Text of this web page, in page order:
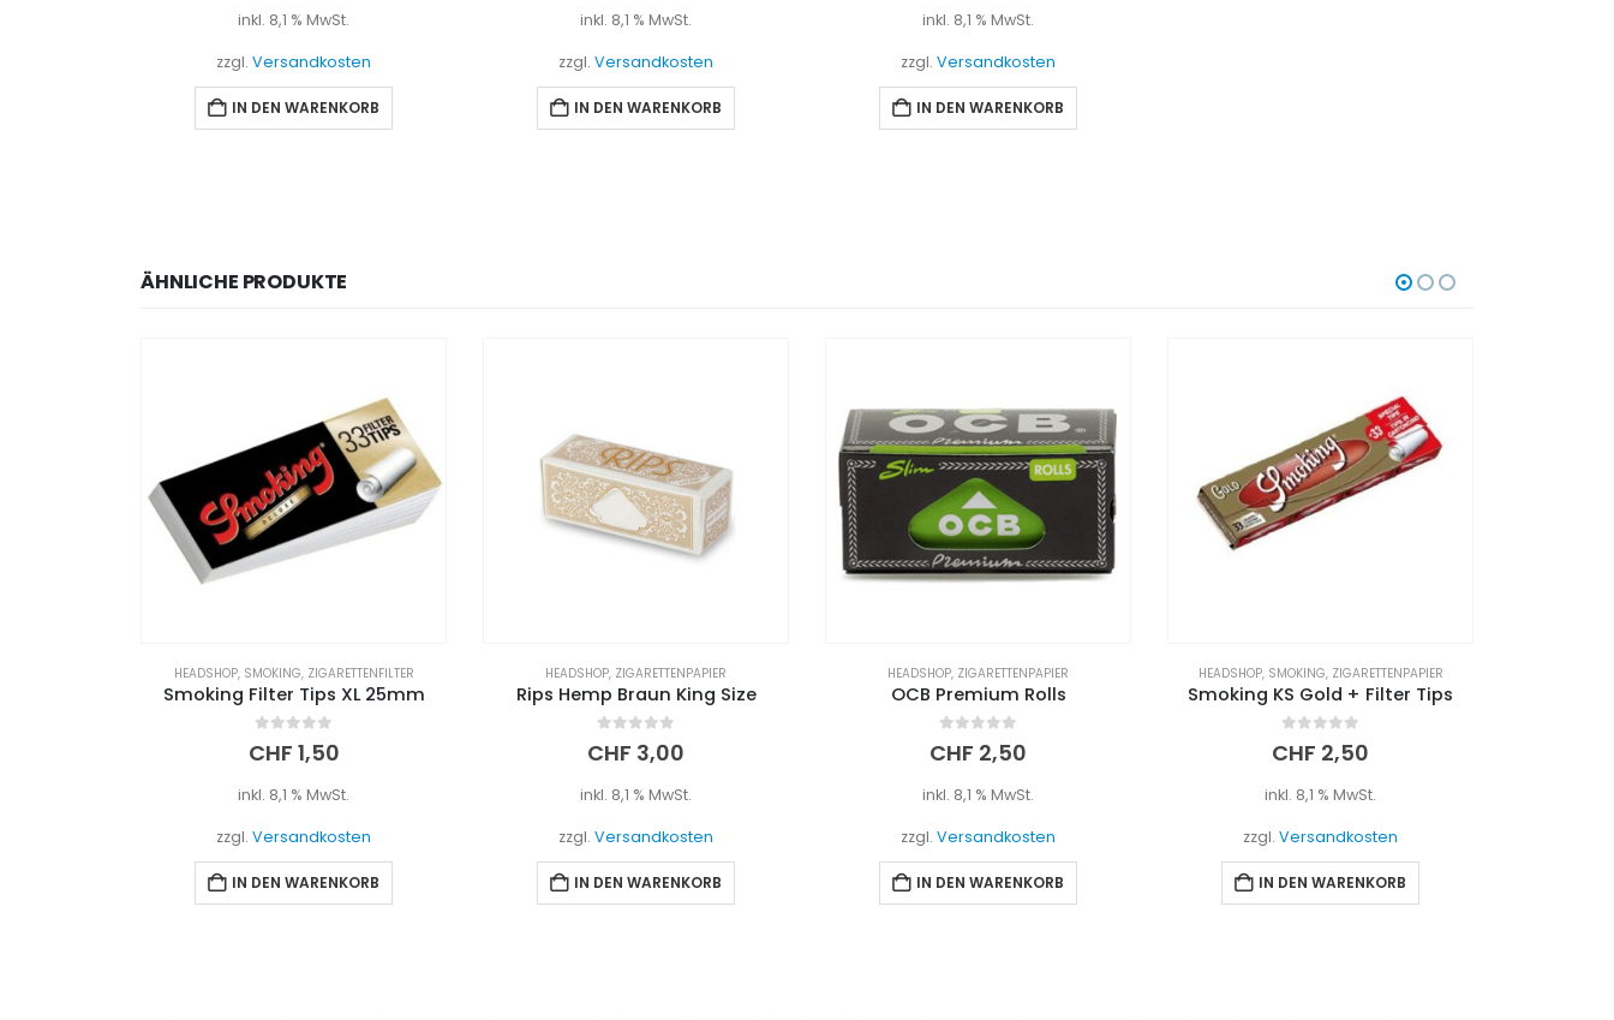
inkl. 8,1 % MwSt.
zzgl. Versandkosten
IN DEN WARENKORB
inkl. 8,1 % MwSt.
zzgl. Versandkosten
IN DEN WARENKORB
inkl. 8,1 % MwSt.
zzgl. Versandkosten
IN DEN WARENKORB
ÄHNLICHE PRODUKTE
HEADSHOP,ZIGARETTENPAPIER
Rips Hemp Braun King Size
out of 5
CHF3,00
inkl. 8,1 % MwSt.
zzgl. Versandkosten
IN DEN WARENKORB
HEADSHOP, ZIGARETTENPAPIER
OCB Premium Rolls
out of 5
CHF 2,50
inkl. 8,1 % MwSt.
zzgl. Versandkosten
IN DEN WARENKORB
HEADSHOP,SMOKING,ZIGARETTENPAPIER
Smoking KS Gold + Filter Tips
out of 5
CHF 2,50
inkl. 8,1 % MwSt.
zzgl. Versandkosten
IN DEN WARENKORB
HEADSHOP, SMOKING, ZIGARETTENPAPIER
Smoking Rolls Organic XL
out of 5
CHF 3,00
inkl. 8,1 % MwSt.
zzgl. Versandkosten
IN DEN WARENKORB